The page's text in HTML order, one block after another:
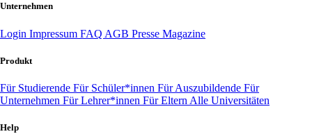
Unternehmen
Login Impressum FAQ AGB Presse Magazine
Produkt
Für Studierende Für Schüler*innen Für Auszubildende Für
Unternehmen Für Lehrer*innen Für Eltern Alle Universitäten
Help